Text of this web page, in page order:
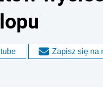
Zapisz się na